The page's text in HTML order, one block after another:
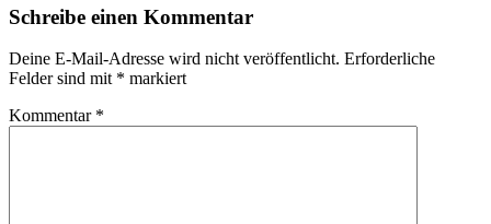
Schreibe einen Kommentar
Deine E-Mail-Adresse wird nicht veröffentlicht. Erforderliche
Felder sind mit * markiert
Kommentar *